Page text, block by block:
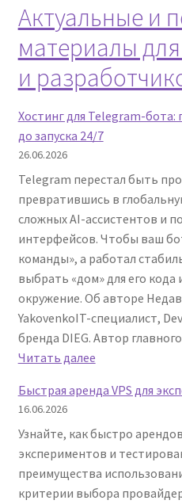
Актуальные и
материалы
и
Хостинг для Telegram-бота:
до запуска 24/7
26.06.2026
Telegram перестал быть
превратившись в
сложных AI-ассистентов и
интерфейсов. Чтобы ваш
команды», а работал
выбрать «дом» для его
окружение. Об авторе
YakovenkoIT-специалист,
бренда DIEG. Автор
Читать далее:
для
бота:
полный
гайд
от
Быстрая аренда VPS для
16.06.2026
Узнайте, как быстро
экспериментов и
преимущества
критерии выбора